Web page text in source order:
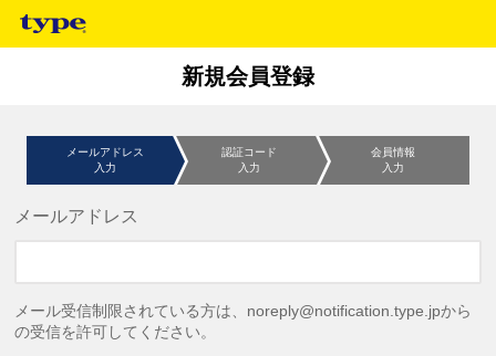
新規会員登録
メールアドレス
入力
認証コード
入力
会員情報
入力
メールアドレス
メール受信制限されている方は、noreply@notification.type.jpから
の受信を許可してください。